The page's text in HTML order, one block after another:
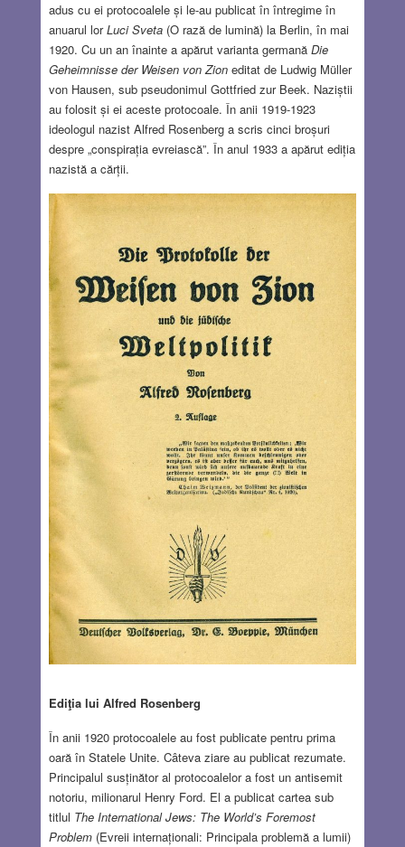
adus cu ei protocoalele și le-au publicat în întregime în
anuarul lorLuci Sveta(O rază de lumină) la Berlin, în mai
1920. Cu un an înainte a apărut varianta germană Die
Geheimnisse der Weisen von Zioneditat de Ludwig Müller
von Hausen, sub pseudonimul Gottfried zur Beek. Naziștii
au folosit și ei aceste protocoale. În anii 1919-1923
ideologul nazist Alfred Rosenberg a scris cinci broșuri
despre „conspirația evreiască”. În anul 1933 a apărut ediția
nazistă a cărții.
Ediţia lui Alfred Rosenberg
În anii 1920 protocoalele au fost publicate pentru prima
oară în Statele Unite. Câteva ziare au publicat rezumate.
Principalul susținător al protocoalelor a fost un antisemit
notoriu, milionarul Henry Ford. El a publicat cartea sub
titlul The International Jews: The World’s Foremost
Problem(Evreii internaționali: Principala problemă a lumii)